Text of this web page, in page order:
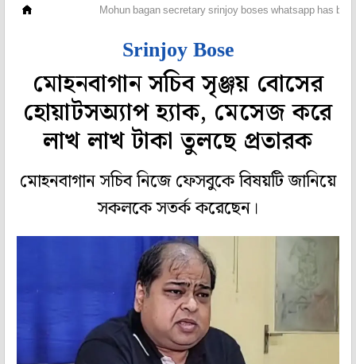
Mohun bagan secretary srinjoy boses whatsapp has
Srinjoy Bose
মোহনবাগান সচিব সৃঞ্জয় বোসের
হোয়াটসঅ্যাপ হ্যাক, মেসেজ করে
লাখ লাখ টাকা তুলছে প্রতারক
মোহনবাগান সচিব নিজে ফেসবুকে বিষয়টি জানিয়ে
সকলকে সতর্ক করেছেন।